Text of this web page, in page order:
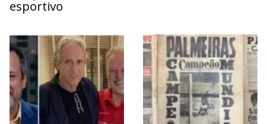
esportivo